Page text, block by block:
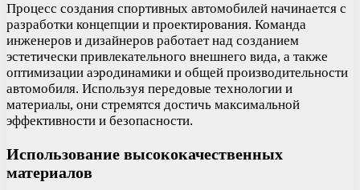
Процесс создания спортивных автомобилей начинается с
разработки концепции и проектирования. Команда
инженеров и дизайнеров работает над созданием
эстетически привлекательного внешнего вида, а также
оптимизации аэродинамики и общей производительности
автомобиля. Используя передовые технологии и
материалы, они стремятся достичь максимальной
эффективности и безопасности.
Использование высококачественных
материалов